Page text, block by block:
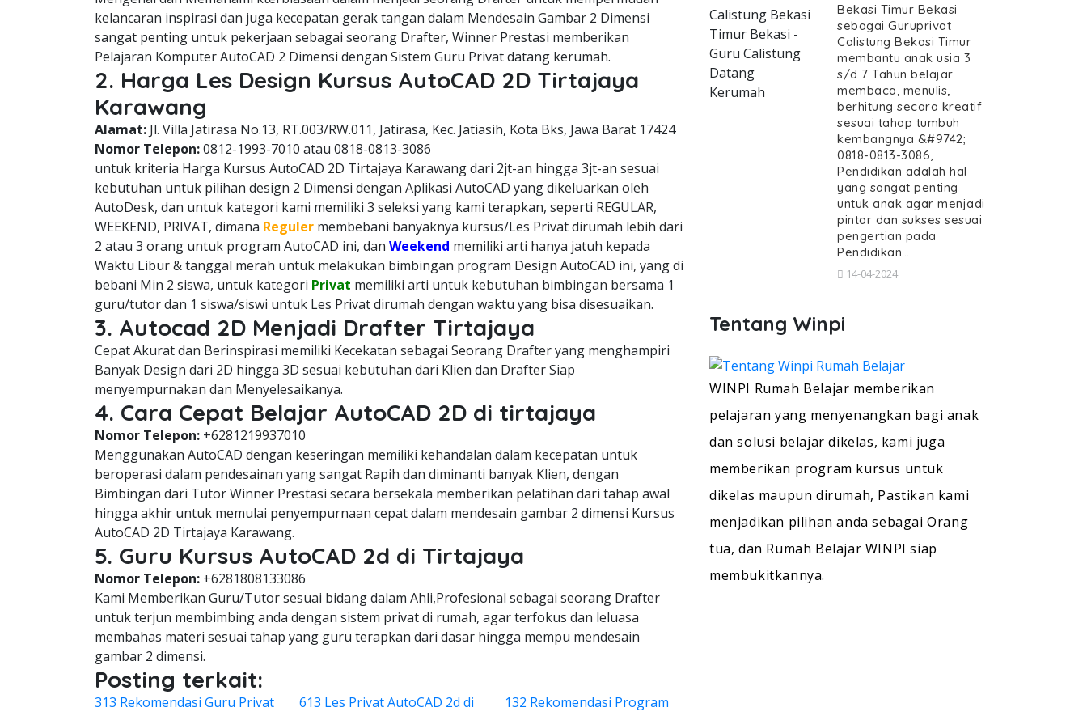
kelancaran inspirasi dan juga kecepatan gerak tangan dalam Mendesain Gambar 2 Dimensi
sangat penting untuk pekerjaan sebagai seorang Drafter, Winner Prestasi memberikan
Pelajaran Komputer AutoCAD 2 Dimensi dengan Sistem Guru Privat datang kerumah.
2. Harga Les Design Kursus AutoCAD 2D Tirtajaya
Karawang
Alamat: Jl. Villa Jatirasa No.13, RT.003/RW.011, Jatirasa, Kec. Jatiasih, Kota Bks, Jawa Barat 17424
Nomor Telepon:0812-1993-7010 atau 0818-0813-3086
untuk kriteria Harga Kursus AutoCAD 2D Tirtajaya Karawang dari 2jt-an hingga 3jt-an sesuai
kebutuhan untuk pilihan design 2 Dimensi dengan Aplikasi AutoCAD yang dikeluarkan oleh
AutoDesk, dan untuk kategori kami memiliki 3 seleksi yang kami terapkan, seperti REGULAR,
WEEKEND, PRIVAT, dimana Reguler membebani banyaknya kursus/Les Privat dirumah lebih dari
2 atau 3 orang untuk program AutoCAD ini, dan Weekend memiliki arti hanya jatuh kepada
Waktu Libur & tanggal merah untuk melakukan bimbingan program Design AutoCAD ini, yang di
bebani Min 2 siswa, untuk kategori Privat memiliki arti untuk kebutuhan bimbingan bersama 1
guru/tutor dan 1 siswa/siswi untuk Les Privat dirumah dengan waktu yang bisa disesuaikan.
3. Autocad 2D Menjadi Drafter Tirtajaya
Cepat Akurat dan Berinspirasi memiliki Kecekatan sebagai Seorang Drafter yang menghampiri
Banyak Design dari 2D hingga 3D sesuai kebutuhan dari Klien dan Drafter Siap
menyempurnakan dan Menyelesaikanya.
4. Cara Cepat Belajar AutoCAD 2D di tirtajaya
Nomor Telepon: +6281219937010
Menggunakan AutoCAD dengan keseringan memiliki kehandalan dalam kecepatan untuk
beroperasi dalam pendesainan yang sangat Rapih dan diminanti banyak Klien, dengan
Bimbingan dari Tutor Winner Prestasi secara bersekala memberikan pelatihan dari tahap awal
hingga akhir untuk memulai penyempurnaan cepat dalam mendesain gambar 2 dimensi Kursus
AutoCAD 2D Tirtajaya Karawang.
5. Guru Kursus AutoCAD 2d di Tirtajaya
Nomor Telepon: +6281808133086
Kami Memberikan Guru/Tutor sesuai bidang dalam Ahli,Profesional sebagai seorang Drafter
untuk terjun membimbing anda dengan sistem privat di rumah, agar terfokus dan leluasa
membahas materi sesuai tahap yang guru terapkan dari dasar hingga mempu mendesain
gambar 2 dimensi.
Posting terkait:
313 Rekomendasi Guru Privat
613 Les Privat AutoCAD 2d di
132 Rekomendasi Program
Calistung Bekasi
Timur Bekasi -
Guru Calistung
Datang
Kerumah
Bekasi Timur Bekasi
sebagai Guruprivat
Calistung Bekasi Timur
membantu anak usia 3
s/d 7 Tahun belajar
membaca, menulis,
berhitung secara kreatif
sesuai tahap tumbuh
kembangnya &#9742;
0818-0813-3086,
Pendidikan adalah hal
yang sangat penting
untuk anak agar menjadi
pintar dan sukses sesuai
pengertian pada
Pendidikan…
14-04-2024
Tentang Winpi
WINPI Rumah Belajar memberikan
pelajaran yang menyenangkan bagi anak
dan solusi belajar dikelas, kami juga
memberikan program kursus untuk
dikelas maupun dirumah, Pastikan kami
menjadikan pilihan anda sebagai Orang
tua, dan Rumah Belajar WINPI siap
membukitkannya.